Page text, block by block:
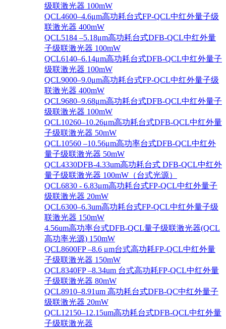
级联激光器 100mW
QCL4600–4.6μm高功耗台式FP-QCL中红外量子级
联激光器 400mW
QCL5184 –5.18μm高功耗台式DFB-QCL中红外量
子级联激光器 100mW
QCL6140–6.14μm高功耗台式DFB-QCL中红外量子
级联激光器 100mW
QCL9000–9.0μm高功耗台式FP-QCL中红外量子级
联激光器 400mW
QCL9680–9.68μm高功耗台式DFB-QCL中红外量子
级联激光器 100mW
QCL10260–10.26μm高功耗台式DFB-QCL中红外量
子级联激光器 50mW
QCL10560 –10.56μm高功率台式DFB-QCL中红外
量子级联激光器 50mW
QCL4330DFB-4.33um高功耗台式 DFB-QCL中红外
量子级联激光器 100mW（台式光源）
QCL6830 - 6.83μm高功耗台式FP-QCL中红外量子
级联激光器 20mW
QCL6300–6.3um高功耗台式FP-QCL中红外量子级
联激光器 150mW
4.56um高功率台式DFB-QCL量子级联激光器(QCL
高功率光源) 150mW
QCL8600FP –8.6 μm台式高功耗FP-QCL中红外量
子级联激光器 150mW
QCL8340FP –8.34um 台式高功耗FP-QCL中红外量
子级联激光器 80mW
QCL8910–8.91um 高功耗台式DFB-QC中红外量子
级联激光器 20mW
QCL12150–12.15um高功耗台式DFB-QCL中红外量
子级联激光器